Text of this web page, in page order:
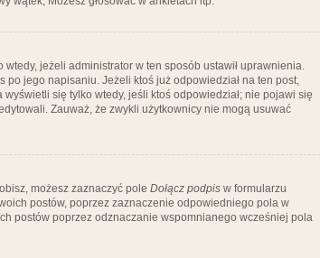
jeżeli administrator w ten sposób ustawił uprawnienia.
po jego napisaniu. Jeżeli ktoś już odpowiedział na ten post,
się tylko wtedy, jeśli ktoś odpowiedział; nie pojawi się
Zauważ, że zwykli użytkownicy nie mogą usuwać
możesz zaznaczyć pole Dołącz podpis w formularzu
postów, poprzez zaznaczenie odpowiedniego pola w
postów poprzez odznaczanie wspomnianego wcześniej pola